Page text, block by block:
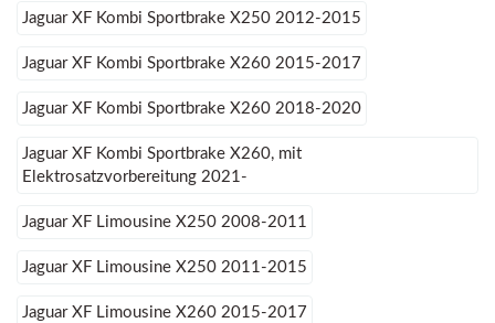
Jaguar XF Kombi Sportbrake X250 2012-2015
Jaguar XF Kombi Sportbrake X260 2015-2017
Jaguar XF Kombi Sportbrake X260 2018-2020
Jaguar XF Kombi Sportbrake X260, mit
Elektrosatzvorbereitung 2021-
Jaguar XF Limousine X250 2008-2011
Jaguar XF Limousine X250 2011-2015
Jaguar XF Limousine X260 2015-2017